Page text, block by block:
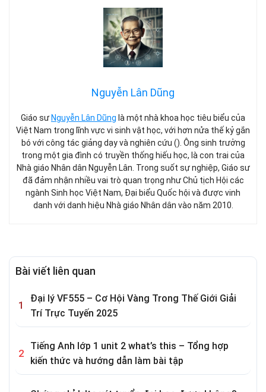
Nguyễn Lân Dũng
Giáo sư Nguyễn Lân Dũng là một nhà khoa học tiêu biểu của
Việt Nam trong lĩnh vực vi sinh vật học, với hơn nửa thế kỷ gắn
bó với công tác giảng dạy và nghiên cứu (). Ông sinh trưởng
trong một gia đình có truyền thống hiếu học, là con trai của
Nhà giáo Nhân dân Nguyễn Lân. Trong suốt sự nghiệp, Giáo sư
đã đảm nhận nhiều vai trò quan trọng như Chủ tịch Hội các
ngành Sinh học Việt Nam, Đại biểu Quốc hội và được vinh
danh với danh hiệu Nhà giáo Nhân dân vào năm 2010.
Bài viết liên quan
Đại lý VF555 – Cơ Hội Vàng Trong Thế Giới Giải
Trí Trực Tuyến 2025
Tiếng Anh lớp 1 unit 2 what’s this – Tổng hợp
kiến thức và hướng dẫn làm bài tập